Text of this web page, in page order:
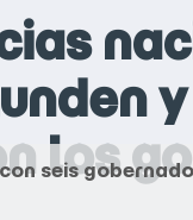
los
seis